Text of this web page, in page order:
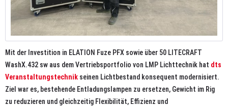
Mit der Investition in ELATION Fuze PFX sowie über 50 LITECRAFT
WashX.432 sw aus dem Vertriebsportfolio von LMP Lichttechnik hat dts
Veranstaltungstechnik seinen Lichtbestand konsequent modernisiert.
Ziel war es, bestehende Entladungslampen zu ersetzen, Gewicht im Rig
zu reduzieren und gleichzeitig Flexibilität, Effizienz und